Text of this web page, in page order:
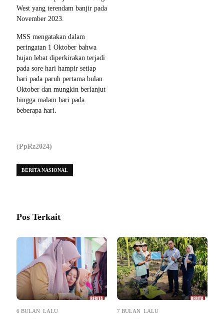
West yang terendam banjir pada
November 2023.
MSS mengatakan dalam
peringatan 1 Oktober bahwa
hujan lebat diperkirakan terjadi
pada sore hari hampir setiap
hari pada paruh pertama bulan
Oktober dan mungkin berlanjut
hingga malam hari pada
beberapa hari.
(PpRz2024)
BERITA NASIONAL
Pos Terkait
6 BULAN LALU 7 BULAN LALU